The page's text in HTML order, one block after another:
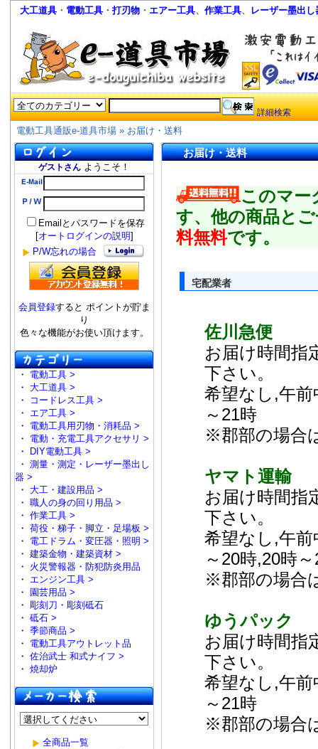
大工道具 ・ 電動工具 ・ 打刃物 ・ エアー工具、 作業工具、 レーザー墨出し
詳細検索
電動工具通販e-道具市場 » お届け・送料
ゲストさん ようこそ！
Emailとパスワードを保存
[オートログインの説明]
P/W忘れの場合
会員登録すると ポイントが貯ま
り
色々な機能がお使い頂けます。
・ 電動工具 >
・ 大工道具 >
・
コードレス工具 >
・ エア工具 >
・ 電動工具用刃物・消耗品 >
・ 電動・充電工具アクセサリ >
・
DIY電動工具 >
・ 測量・測定・レーザー墨出し
器 >
・ 大工・建設用品 >
・ 職人の身の回り用品 >
・ 作業工具 >
・ 荷役・梯子・脚立・足場板 >
・ 電工ドラム・変圧器・照明 >
・ 建築金物・建築資材 >
・ 火災警報器・防犯防炎用品
・ エンジン工具 >
・ 園芸用品 >
・ 彫刻刀・彫刻砥石
・ 砥石 >
・ 季節商品 >
・ 電動工具アウトレット品
・ 佐治武士 和式ナイフ >
・ 焼却炉
全商品一覧
お届け・送料
このマー
す、他の商品と
料無料です。
宅配業者
佐川急便
お届け時間指
下さい。
希望なし,午前
～21時
※郡部の場合
ヤマト運輸
お届け時間指
下さい。
希望なし,午前
～20時,20時
※郡部の場合
ゆうパック
お届け時間指
下さい。
希望なし,午前
～21時
※郡部の場合